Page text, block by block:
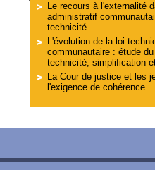
Le recours à l'externalité
administratif
technicité
L'évolution de la loi
communautaire : étude
technicité, simplification
La Cour de justice et les
l'exigence de cohérence